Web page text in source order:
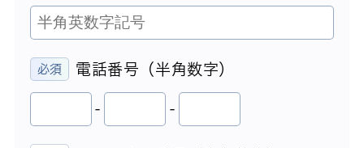
電話番号（半角数字）
- -